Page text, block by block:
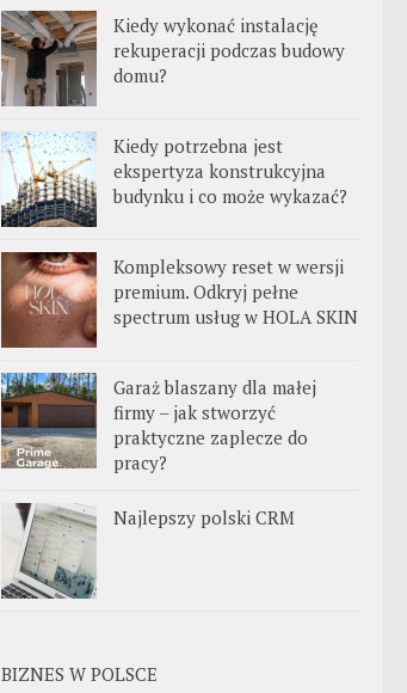
Kiedy wykonać instalację
rekuperacji podczas budowy
domu?
Kiedy potrzebna jest
ekspertyza konstrukcyjna
budynku i co może wykazać?
Kompleksowy reset w wersji
premium. Odkryj pełne
spectrum usług w HOLA SKIN
Garaż blaszany dla małej
firmy – jak stworzyć
praktyczne zaplecze do
pracy?
Najlepszy polski CRM
BIZNES W POLSCE